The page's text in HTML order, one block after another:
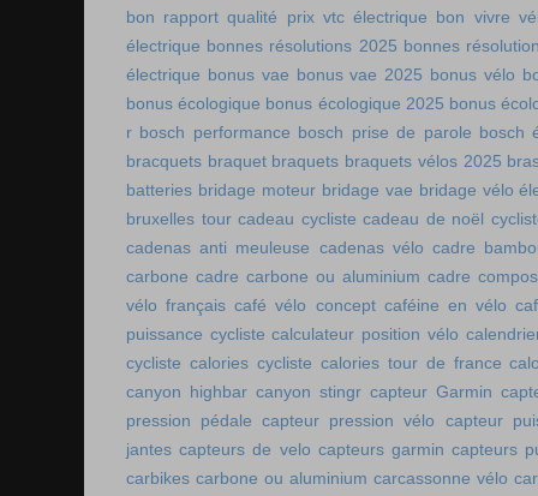
bon rapport qualité prix vtc électrique bon vivre
électrique bonnes résolutions 2025 bonnes
électrique bonus vae bonus vae 2025 bonus vélo
bonus écologique bonus écologique 2025 bonus
r bosch performance bosch prise de parole bosch
bracquets braquet braquets braquets vélos 2025
batteries bridage moteur bridage vae bridage vélo
bruxelles tour cadeau cycliste cadeau de noël
cadenas anti meuleuse cadenas vélo cadre
carbone cadre carbone ou aluminium cadre
vélo français café vélo concept caféine en vélo
puissance cycliste calculateur position vélo
cycliste calories cycliste calories tour de france
canyon highbar canyon stingr capteur Garmin
pression pédale capteur pression vélo
capteur
jantes capteurs de velo capteurs garmin capteurs
carbikes carbone ou aluminium carcassonne vélo